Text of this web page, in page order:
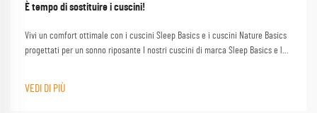
È tempo di sostituire i cuscini!
Vivi un comfort ottimale con i cuscini Sleep Basics e i cuscini Nature Basics
progettati per un sonno riposante I nostri cuscini di marca Sleep Basics e le
VEDI DI PIÙ